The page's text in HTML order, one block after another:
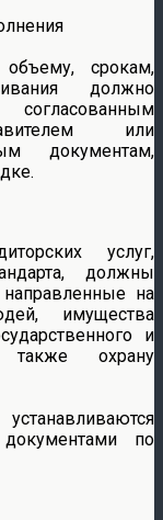
срокам,
должно
или
документам,
услуг,
должны
направленные на
имущества
и
также охрану
по